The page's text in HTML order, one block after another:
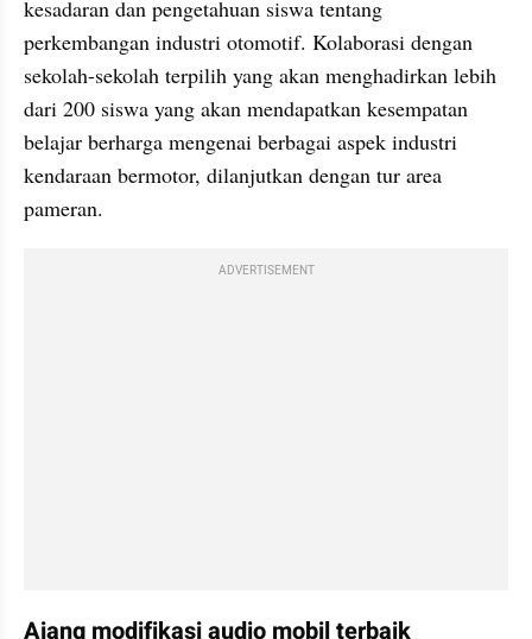
kesadaran dan pengetahuan siswa tentang
perkembangan industri otomotif. Kolaborasi dengan
sekolah-sekolah terpilih yang akan menghadirkan lebih
dari 200 siswa yang akan mendapatkan kesempatan
belajar berharga mengenai berbagai aspek industri
kendaraan bermotor, dilanjutkan dengan tur area
pameran.
ADVERTISEMENT
Ajang modifikasi audio mobil terbaik